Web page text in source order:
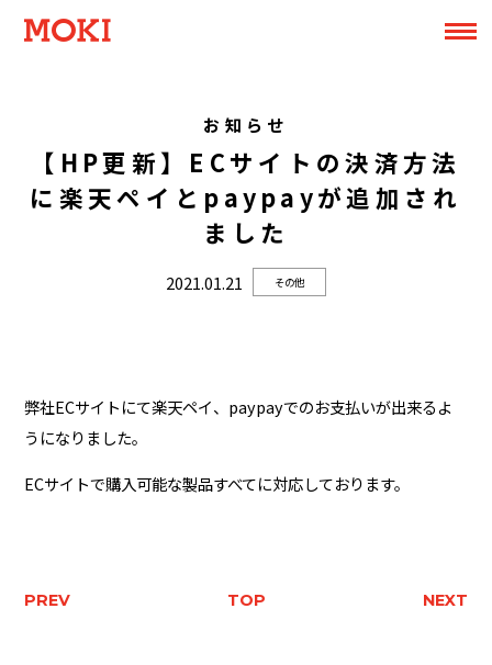
お知らせ
【HP更新】ECサイトの決済方法
に楽天ペイとpaypayが追加され
ました
2021.01.21 その他
弊社ECサイトにて楽天ペイ、paypayでのお支払いが出来るよ
うになりました。
ECサイトで購入可能な製品すべてに対応しております。
PREV TOP NEXT